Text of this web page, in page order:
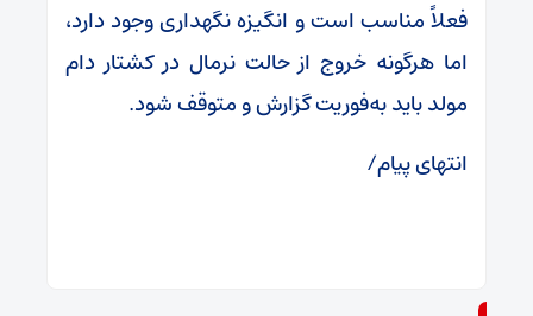
فعلاً مناسب است و انگیزه نگهداری وجود دارد،
اما هرگونه خروج از حالت نرمال در کشتار دام
مولد باید به‌فوریت گزارش و متوقف شود.
انتهای پیام/